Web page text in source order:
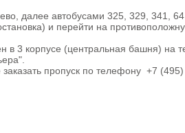
далее автобусами 325, 329, 341,
и перейти на
в 3 корпусе (центральная башня) на
пропуск по телефону +7